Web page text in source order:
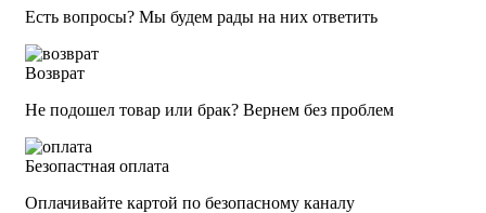
Есть вопросы? Мы будем рады на них ответить
Возврат
Не подошел товар или брак? Вернем без проблем
Безопастная оплата
Оплачивайте картой по безопасному каналу